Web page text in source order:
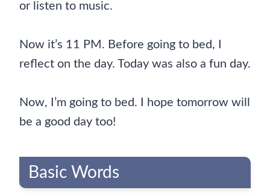
or listen to music.
Now it’s 11 PM. Before going to bed, I
reflect on the day. Today was also a fun day.
Now, I’m going to bed. I hope tomorrow will
be a good day too!
Basic Words